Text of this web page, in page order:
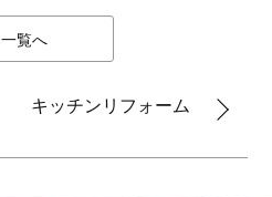
一覧へ
キッチンリフォーム